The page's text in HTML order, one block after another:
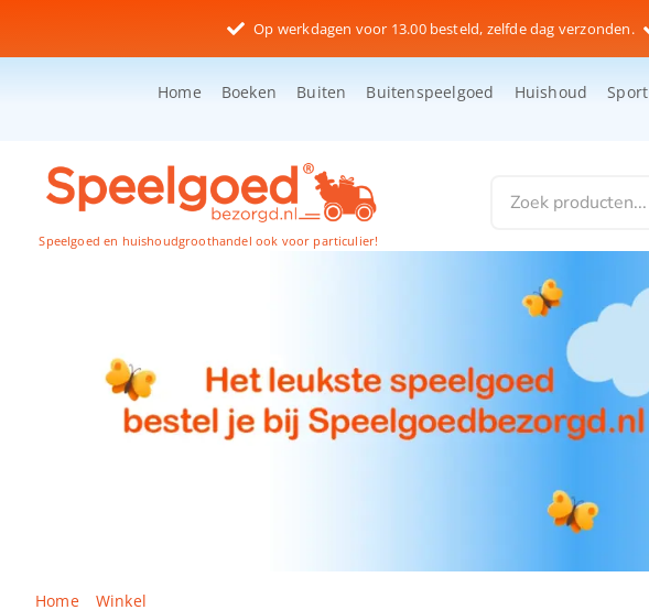
inhoud
Op werkdagen voor 13.00 besteld, zelfde dag verzonden.
Home Boeken Buiten Buitenspeelgoed Huishoud Sport
Speelgoed en huishoudgroothandel ook voor particulier!
Home Winkel